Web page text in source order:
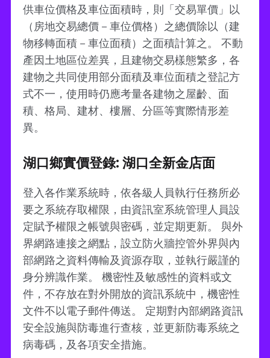
供車位價格及車位面積時，則「交易單價」以
（房地交易總價－車位價格）之總價除以（建
物移轉面積－車位面積）之面積計算之。 不動
產因土地區位差異，且建物交易樣態繁多，各
建物之共同使用部分面積及車位面積之登記方
式不一，使用時仍應考量各建物之屋齡、面
積、格局、建材、樓層、分區等實際情形差
異。
湖口鄉實價登錄: 湖口全新金店面
登入各作業系統時，依各級人員執行任務所必
要之系統存取權限，由資訊室系統管理人員設
定賦予權限之帳號與密碼，並定期更新。 與外
界網路連接之網點，設立防火牆控管外界與內
部網路之資料傳輸及資源存取，並執行嚴謹的
身分辨識作業。 機密性及敏感性的資料或文
件，不存放在對外開放的資訊系統中，機密性
文件不以電子郵件傳送。 定期對內部網路資訊
安全設施與防毒進行查核，並更新防毒系統之
病毒碼，及各項安全措施。